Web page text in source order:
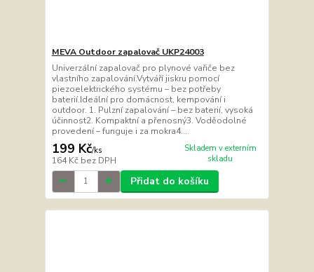
MEVA Outdoor zapalovač UKP24003
Univerzální zapalovač pro plynové vařiče bez
vlastního zapalování.Vytváří jiskru pomocí
piezoelektrického systému – bez potřeby
baterií.Ideální pro domácnost, kempování i
outdoor. 1. Pulzní zapalování – bez baterií, vysoká
účinnost2. Kompaktní a přenosný3. Voděodolné
provedení – funguje i za mokra4....
199 Kč/ks
164 Kč bez DPH
Skladem v externím
skladu
Přidat do košíku